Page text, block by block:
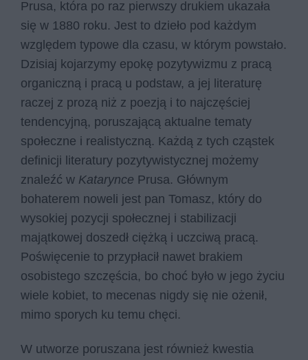
Prusa, która po raz pierwszy drukiem ukazała
się w 1880 roku. Jest to dzieło pod każdym
względem typowe dla czasu, w którym powstało.
Dzisiaj kojarzymy epokę pozytywizmu z pracą
organiczną i pracą u podstaw, a jej literaturę
raczej z prozą niż z poezją i to najczęściej
tendencyjną, poruszającą aktualne tematy
społeczne i realistyczną. Każdą z tych cząstek
definicji literatury pozytywistycznej możemy
znaleźć w Katarynce Prusa. Głównym
bohaterem noweli jest pan Tomasz, który do
wysokiej pozycji społecznej i stabilizacji
majątkowej doszedł ciężką i uczciwą pracą.
Poświęcenie to przypłacił nawet brakiem
osobistego szczęścia, bo choć było w jego życiu
wiele kobiet, to mecenas nigdy się nie ożenił,
mimo sporych ku temu chęci.
W utworze poruszana jest również kwestia